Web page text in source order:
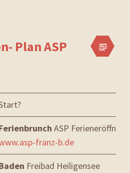
Plan ASP
ASP Ferieneröffnung
franz-b.de
Freibad Heiligensee